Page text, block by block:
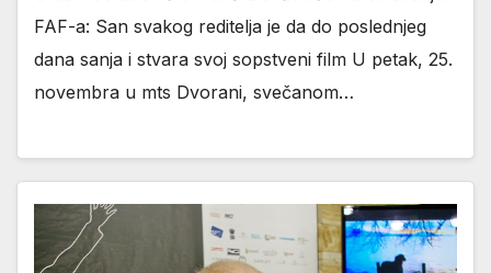
FAF-a: San svakog reditelja je da do poslednjeg
dana sanja i stvara svoj sopstveni film U petak, 25.
novembra u mts Dvorani, svečanom…